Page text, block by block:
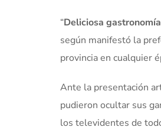
“Deliciosa
según manifestó la
provincia en cualquier
Ante la presentación
pudieron ocultar sus
los televidentes de